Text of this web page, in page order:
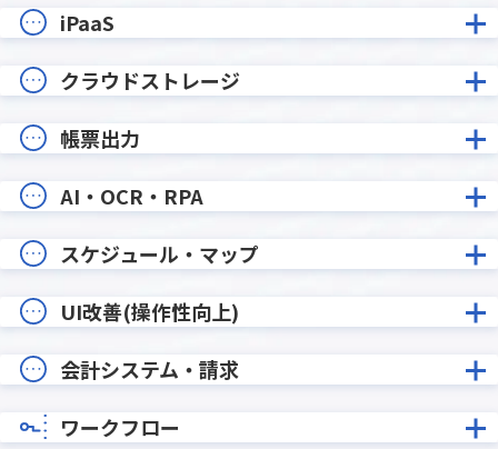
iPaaS
クラウドストレージ
帳票出力
AI・OCR・RPA
スケジュール・マップ
UI改善(操作性向上)
会計システム・請求
ワークフロー